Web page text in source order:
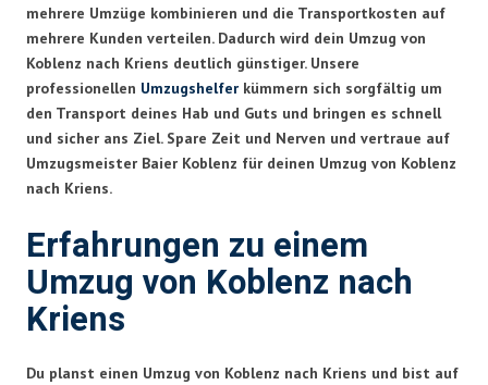
mehrere Umzüge kombinieren und die Transportkosten auf
mehrere Kunden verteilen. Dadurch wird dein Umzug von
Koblenz nach Kriens deutlich günstiger. Unsere
professionellen Umzugshelfer kümmern sich sorgfältig um
den Transport deines Hab und Guts und bringen es schnell
und sicher ans Ziel. Spare Zeit und Nerven und vertraue auf
Umzugsmeister Baier Koblenz für deinen Umzug von Koblenz
nach Kriens.
Erfahrungen zu einem
Umzug von Koblenz nach
Kriens
Du planst einen Umzug von Koblenz nach Kriens und bist auf